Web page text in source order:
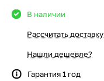
В наличии
Рассчитать доставку
Нашли дешевле?
Гарантия 1 год